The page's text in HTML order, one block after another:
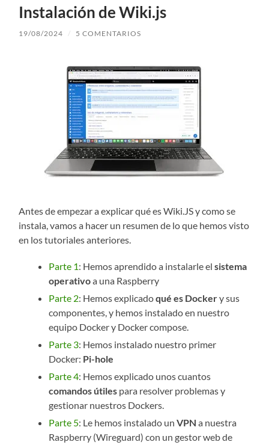
Instalación de Wiki.js
19/08/2024 / 5 COMENTARIOS
Antes de empezar a explicar qué es Wiki.JS y como se
instala, vamos a hacer un resumen de lo que hemos visto
en los tutoriales anteriores.
Parte 1: Hemos aprendido a instalarle elsistema
operativoa una Raspberry
Parte 2: Hemos explicadoqué es Dockery sus
componentes, y hemos instalado en nuestro
equipo Docker y Docker compose.
Parte 3: Hemos instalado nuestro primer
Docker: Pi-hole
Parte 4: Hemos explicado unos cuantos
comandos útiles para resolver problemas y
gestionar nuestros Dockers.
Parte 5: Le hemos instalado unVPN a nuestra
Raspberry (Wireguard) con un gestor web de